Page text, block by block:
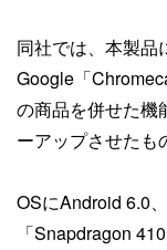
同社では、本製品
Google「
の商品を併せた機
ーアップさせたも
OSにAndroid 6.0
「Snapdragon